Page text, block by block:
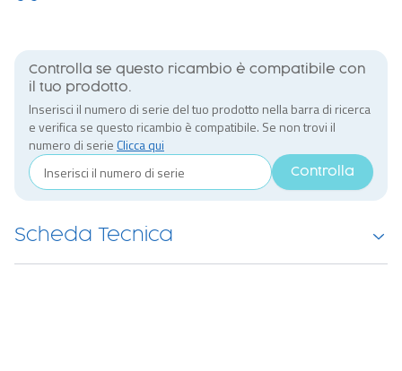
Controlla se questo ricambio è compatibile con
il tuo prodotto.
Inserisci il numero di serie del tuo prodotto nella barra di ricerca
e verifica se questo ricambio è compatibile. Se non trovi il
numero di serie Clicca qui
Controlla
Scheda Tecnica